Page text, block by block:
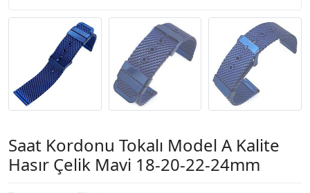
Saat Kordonu Tokalı Model A Kalite
Hasır Çelik Mavi 18-20-22-24mm